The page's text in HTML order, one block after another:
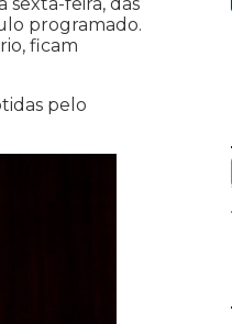
programado.
ficam
pelo